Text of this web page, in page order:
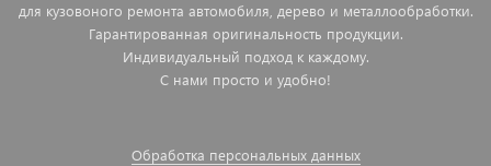
для кузовоного ремонта автомобиля, дерево и металлообработки.
Гарантированная оригинальность продукции.
Индивидуальный подход к каждому.
С нами просто и удобно!
Обработка персональных данных